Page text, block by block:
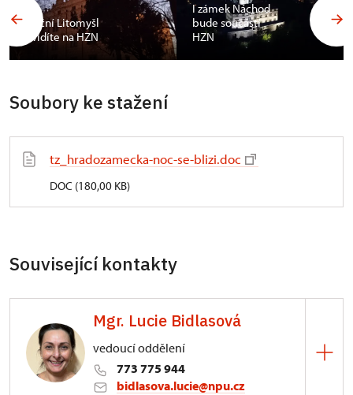
Noční Litomyšl
uvidíte na HZN
I zámek Náchod
bude součástí
HZN
Soubory ke stažení
tz_hradozamecka-noc-se-blizi.doc
DOC (180,00 KB)
Související kontakty
Mgr. Lucie Bidlasová
vedoucí oddělení
773 775 944
bidlasova.lucie@npu.cz